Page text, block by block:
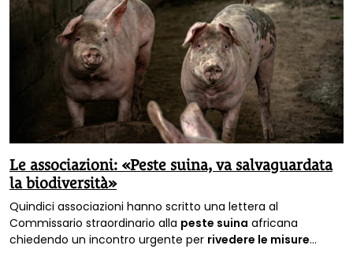
Le associazioni: «Peste suina, va salvaguardata
la biodiversità»
Quindici associazioni hanno scritto una lettera al
Commissario straordinario alla peste suina africana
chiedendo un incontro urgente per rivedere le misure